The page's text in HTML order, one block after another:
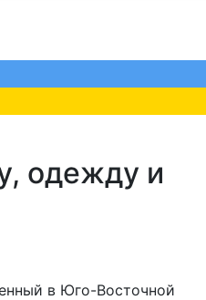
одежду и
в Юго-Восточной